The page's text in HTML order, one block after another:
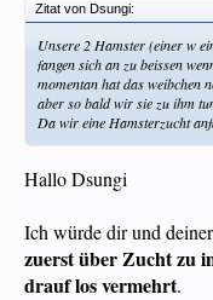
Zitat von Dsungi:
Unsere 2 Hamster (einer w
fangen sich an zu beissen
momentan hat das weibchen
aber so bald wir sie zu ihm
Da wir eine Hamsterzucht
Hallo Dsungi
Ich würde dir und
zuerst über Zucht zu
drauf los vermehrt.